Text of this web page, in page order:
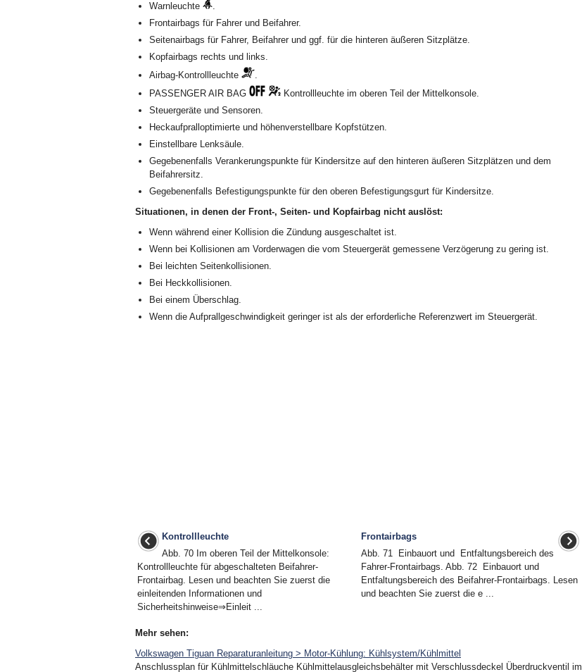
Warnleuchte
.
Frontairbags für Fahrer und Beifahrer.
Seitenairbags für Fahrer, Beifahrer und ggf. für die hinteren äußeren Sitzplätze.
Kopfairbags rechts und links.
Airbag-Kontrollleuchte
.
PASSENGER AIR BAG
Kontrollleuchte im oberen Teil der Mittelkonsole.
Steuergeräte und Sensoren.
Heckaufpralloptimierte und höhenverstellbare Kopfstützen.
Einstellbare Lenksäule.
Gegebenenfalls Verankerungspunkte für Kindersitze auf den hinteren äußeren Sitzplätzen und dem
Beifahrersitz.
Gegebenenfalls Befestigungspunkte für den oberen Befestigungsgurt für Kindersitze.
Situationen, in denen der Front-, Seiten- und Kopfairbag nicht auslöst:
Wenn während einer Kollision die Zündung ausgeschaltet ist.
Wenn bei Kollisionen am Vorderwagen die vom Steuergerät gemessene Verzögerung zu gering ist.
Bei leichten Seitenkollisionen.
Bei Heckkollisionen.
Bei einem Überschlag.
Wenn die Aufprallgeschwindigkeit geringer ist als der erforderliche Referenzwert im Steuergerät.
Kontrollleuchte
Abb. 70 Im oberen Teil der Mittelkonsole:
Kontrollleuchte für abgeschalteten Beifahrer-
Frontairbag. Lesen und beachten Sie zuerst die
einleitenden Informationen und
Sicherheitshinweise⇒Einleit ...
Frontairbags
Abb. 71 Einbauort und Entfaltungsbereich des
Fahrer-Frontairbags. Abb. 72 Einbauort und
Entfaltungsbereich des Beifahrer-Frontairbags. Lesen
und beachten Sie zuerst die e ...
Mehr sehen:
Volkswagen Tiguan Reparaturanleitung > Motor-Kühlung: Kühlsystem/Kühlmittel
Anschlussplan für Kühlmittelschläuche Kühlmittelausgleichsbehälter mit Verschlussdeckel Überdruckventil im